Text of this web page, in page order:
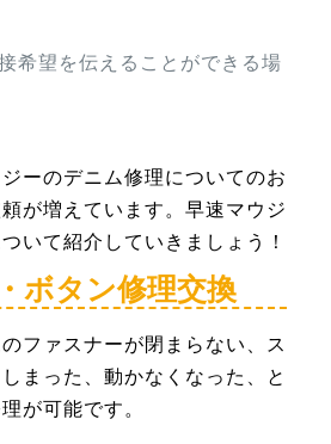
希望を伝えることができる場
ーのデニム修理についてのお
が増えています。早速マウジ
いて紹介していきましょう！
ボタン修理交換
ファスナーが閉まらない、ス
まった、動かなくなった、と
が可能です。